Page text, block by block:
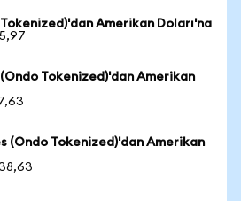
Amerikan Doları'na
Tokenized)'dan Amerikan
(Ondo Tokenized)'dan Amerikan